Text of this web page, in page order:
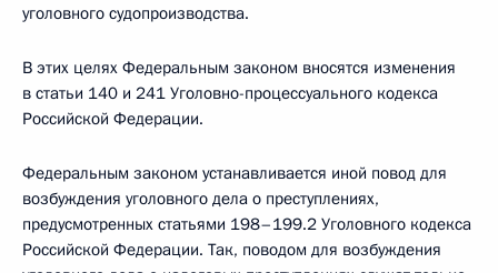
уголовного судопроизводства.
В этих целях Федеральным законом вносятся изменения
в статьи 140 и 241 Уголовно-процессуального кодекса
Российской Федерации.
Федеральным законом устанавливается иной повод для
возбуждения уголовного дела о преступлениях,
предусмотренных статьями 198–199.2 Уголовного кодекса
Российской Федерации. Так, поводом для возбуждения